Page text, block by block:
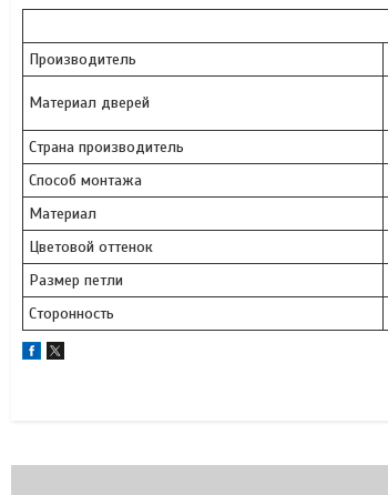
Производитель
Материал дверей
Страна производитель
Способ монтажа
Материал
Цветовой оттенок
Размер петли
Сторонность